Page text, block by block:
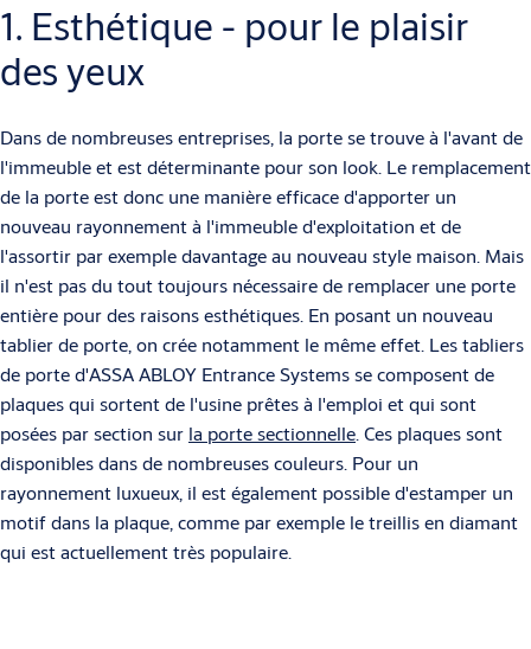
1. Esthétique - pour le plaisir
des yeux
Dans de nombreuses entreprises, la porte se trouve à l'avant de
l'immeuble et est déterminante pour son look. Le remplacement
de la porte est donc une manière efficace d'apporter un
nouveau rayonnement à l'immeuble d'exploitation et de
l'assortir par exemple davantage au nouveau style maison. Mais
il n'est pas du tout toujours nécessaire de remplacer une porte
entière pour des raisons esthétiques. En posant un nouveau
tablier de porte, on crée notamment le même effet. Les tabliers
de porte d'ASSA ABLOY Entrance Systems se composent de
plaques qui sortent de l'usine prêtes à l'emploi et qui sont
posées par section sur la porte sectionnelle. Ces plaques sont
disponibles dans de nombreuses couleurs. Pour un
rayonnement luxueux, il est également possible d'estamper un
motif dans la plaque, comme par exemple le treillis en diamant
qui est actuellement très populaire.